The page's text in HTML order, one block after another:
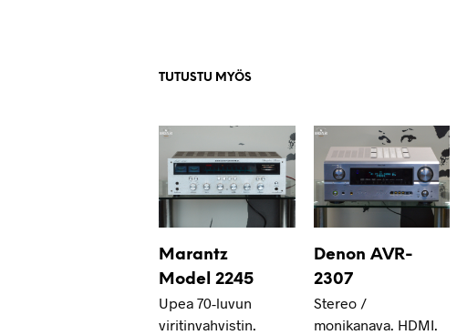
TUTUSTU MYÖS
Marantz
Model 2245
Upea 70-luvun
viritinvahvistin.
Denon AVR-
2307
Stereo /
monikanava. HDMI.